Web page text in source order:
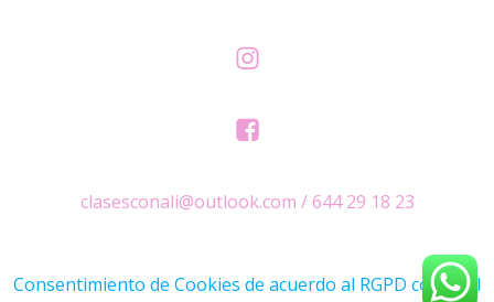
clasesconali@outlook.com / 644 29 18 23
Consentimiento de Cookies de acuerdo al RGPD con Real